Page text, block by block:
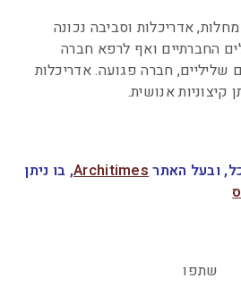
אדריכלות וסביבה נכונה
החברתיים ואף לרפא חברה
חברה פגועה. אדריכלות
קיצוניות אנושית.
ובעל האתר Architimes, בו ניתן
שתפו